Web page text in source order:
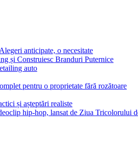
anticipate, o necesitate
și Construiesc Branduri Puternice
auto
pentru o proprietate fără rozătoare
și așteptări realiste
hip-hop, lansat de Ziua Tricolorului